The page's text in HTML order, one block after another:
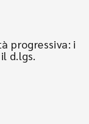
progressiva: i
d.lgs.